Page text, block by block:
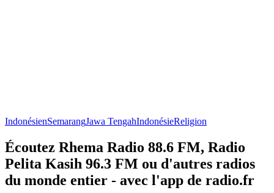
IndonésienSemarangJawa TengahIndonésieReligion
Écoutez Rhema Radio 88.6 FM, Radio
Pelita Kasih 96.3 FM ou d'autres radios
du monde entier - avec l'app de radio.fr